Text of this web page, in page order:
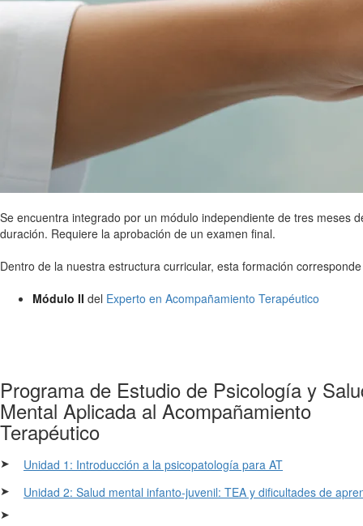
Se encuentra integrado por un módulo independiente de tres meses
duración. Requiere la aprobación de un examen final.
Dentro de la nuestra estructura curricular, esta formación
Módulo II del Experto en Acompañamiento Terapéutico
Programa de Estudio de Psicología y
Mental Aplicada al Acompañamiento
Terapéutico
➤
Unidad 1: Introducción a la psicopatología para AT
➤
Unidad 2: Salud mental infanto-juvenil: TEA y dificultades de
➤